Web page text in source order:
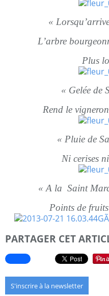
«
L’arbre
Plus
« Gelée de
Rend le
« Pluie de
Ni cerises
« A la Saint
Points de
PARTAGER CET
S'inscrire à la newsletter